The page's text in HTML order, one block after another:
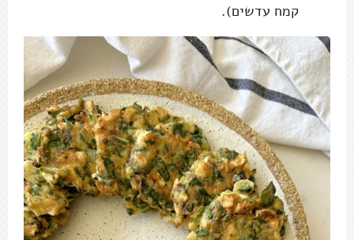
קמח עדשים).